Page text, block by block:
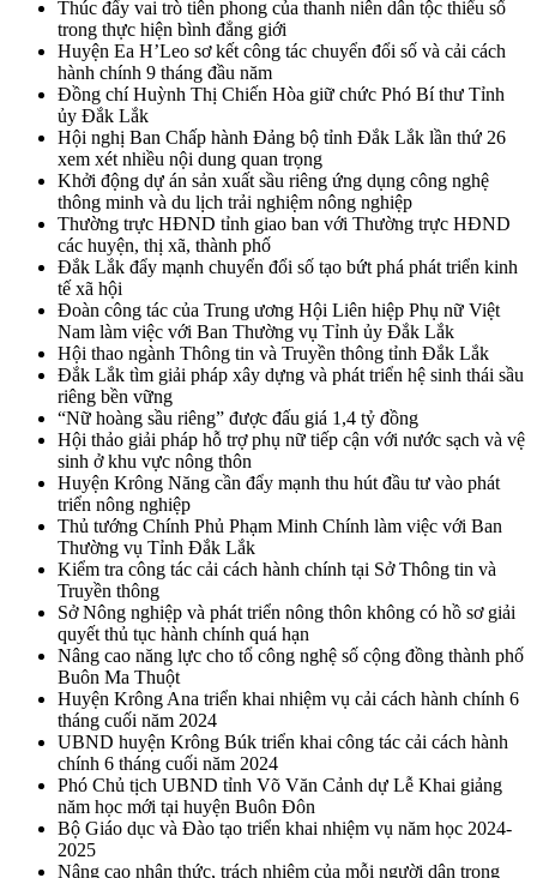
Thúc đẩy vai trò tiên phong của thanh niên dân tộc thiểu số
trong thực hiện bình đẳng giới
Huyện Ea H’Leo sơ kết công tác chuyển đổi số và cải cách
hành chính 9 tháng đầu năm
Đồng chí Huỳnh Thị Chiến Hòa giữ chức Phó Bí thư Tỉnh
ủy Đắk Lắk
Hội nghị Ban Chấp hành Đảng bộ tỉnh Đắk Lắk lần thứ 26
xem xét nhiều nội dung quan trọng
Khởi động dự án sản xuất sầu riêng ứng dụng công nghệ
thông minh và du lịch trải nghiệm nông nghiệp
Thường trực HĐND tỉnh giao ban với Thường trực HĐND
các huyện, thị xã, thành phố
Đắk Lắk đẩy mạnh chuyển đổi số tạo bứt phá phát triển kinh
tế xã hội
Đoàn công tác của Trung ương Hội Liên hiệp Phụ nữ Việt
Nam làm việc với Ban Thường vụ Tỉnh ủy Đắk Lắk
Hội thao ngành Thông tin và Truyền thông tỉnh Đắk Lắk
Đắk Lắk tìm giải pháp xây dựng và phát triển hệ sinh thái sầu
riêng bền vững
“Nữ hoàng sầu riêng” được đấu giá 1,4 tỷ đồng
Hội thảo giải pháp hỗ trợ phụ nữ tiếp cận với nước sạch và vệ
sinh ở khu vực nông thôn
Huyện Krông Năng cần đẩy mạnh thu hút đầu tư vào phát
triển nông nghiệp
Thủ tướng Chính Phủ Phạm Minh Chính làm việc với Ban
Thường vụ Tỉnh Đắk Lắk
Kiểm tra công tác cải cách hành chính tại Sở Thông tin và
Truyền thông
Sở Nông nghiệp và phát triển nông thôn không có hồ sơ giải
quyết thủ tục hành chính quá hạn
Nâng cao năng lực cho tổ công nghệ số cộng đồng thành phố
Buôn Ma Thuột
Huyện Krông Ana triển khai nhiệm vụ cải cách hành chính 6
tháng cuối năm 2024
UBND huyện Krông Búk triển khai công tác cải cách hành
chính 6 tháng cuối năm 2024
Phó Chủ tịch UBND tỉnh Võ Văn Cảnh dự Lễ Khai giảng
năm học mới tại huyện Buôn Đôn
Bộ Giáo dục và Đào tạo triển khai nhiệm vụ năm học 2024-
2025
Nâng cao nhận thức, trách nhiệm của mỗi người dân trong